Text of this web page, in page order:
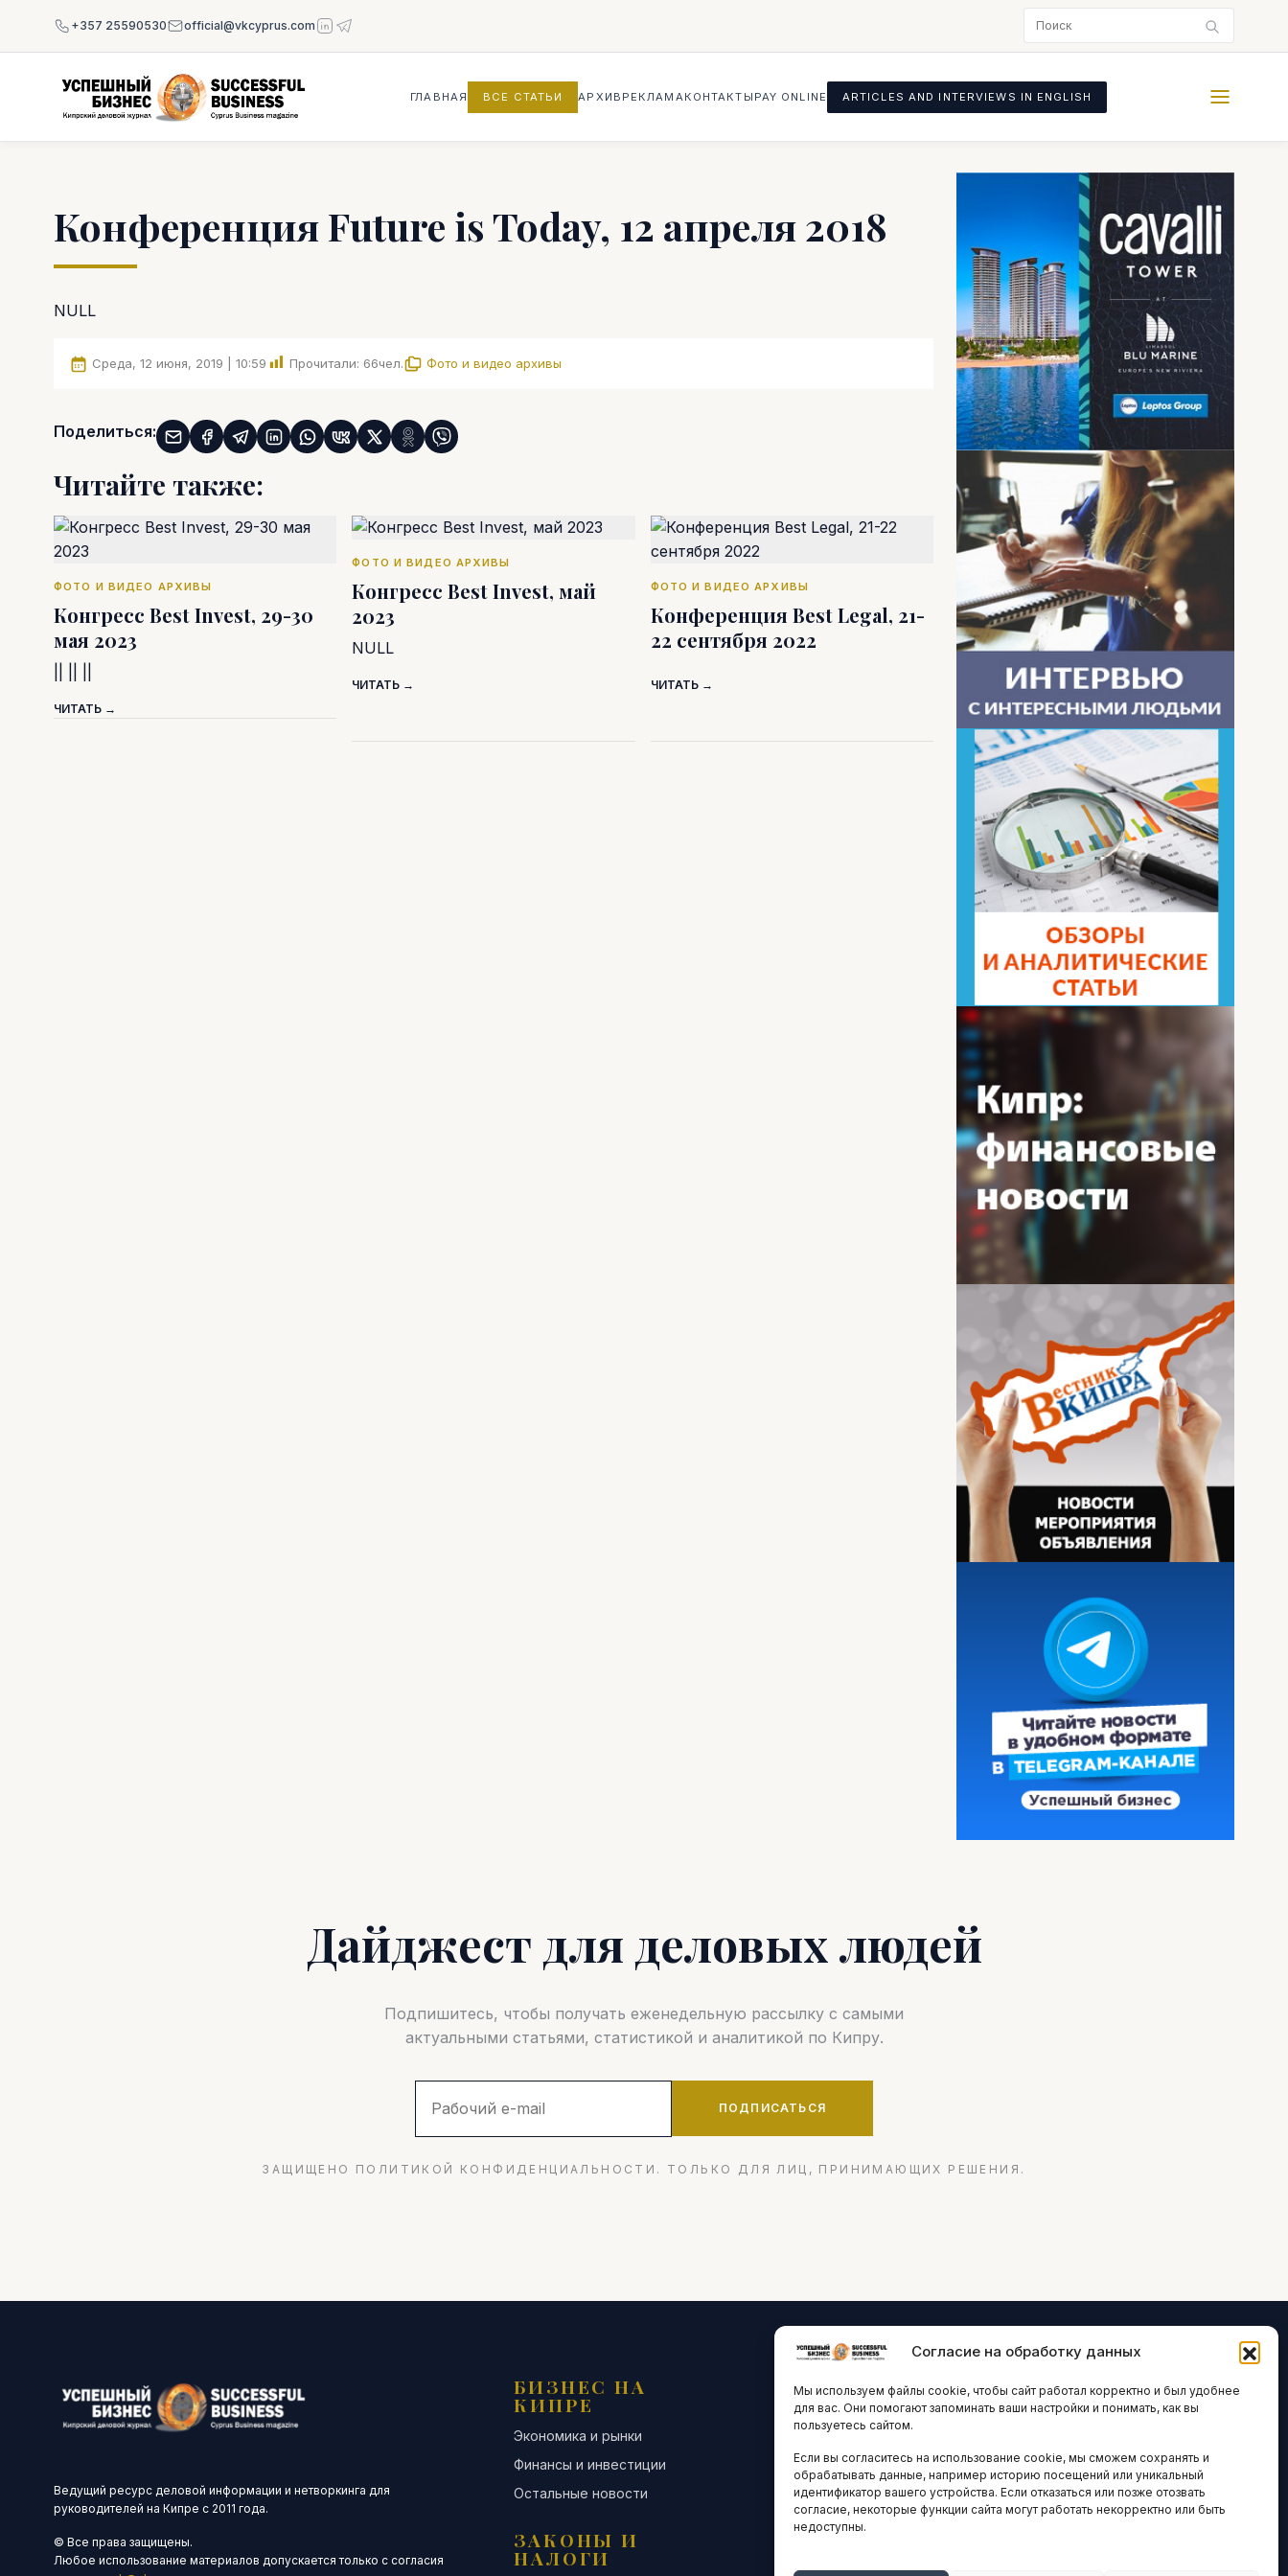
Согласие на обработку данных
Мы используем файлы cookie, чтобы сайт работал корректно и был удобнее
для вас. Они помогают запоминать ваши настройки и понимать, как вы
пользуетесь сайтом.
Если вы согласитесь на использование cookie, мы сможем сохранять и
обрабатывать данные, например историю посещений или уникальный
идентификатор вашего устройства. Если отказаться или позже отозвать
согласие, некоторые функции сайта могут работать некорректно или быть
недоступны.
+357 25590530 official@vkcyprus.com
ГЛАВНАЯ ВСЕ СТАТЬИ АРХИВ РЕКЛАМА КОНТАКТЫ PAY ONLINE ARTICLES AND INTERVIEWS IN ENGLISH
Конференция Future is Today, 12 апреля 2018
NULL
Среда, 12 июня, 2019 | 10:59 Прочитали: 66чел. Фото и видео архивы
Поделиться:
Читайте также:
ФОТО И ВИДЕО АРХИВЫ
Конгресс Best Invest, 29-30
мая 2023
ЧИТАТЬ →
ФОТО И ВИДЕО АРХИВЫ
Конгресс Best Invest, май
2023
NULL
ЧИТАТЬ →
ФОТО И ВИДЕО АРХИВЫ
Конференция Best Legal, 21-
22 сентября 2022
ЧИТАТЬ →
Дайджест для деловых людей
Подпишитесь, чтобы получать еженедельную рассылку с самыми
актуальными статьями, статистикой и аналитикой по Кипру.
ПОДПИСАТЬСЯ
ЗАЩИЩЕНО ПОЛИТИКОЙ КОНФИДЕНЦИАЛЬНОСТИ. ТОЛЬКО ДЛЯ ЛИЦ, ПРИНИМАЮЩИХ РЕШЕНИЯ.
Ведущий ресурс деловой информации и нетворкинга для
руководителей на Кипре с 2011 года.
© Все права защищены.
Любое использование материалов допускается только с согласия
БИЗНЕС НА
КИПРЕ
Экономика и рынки
Финансы и инвестиции
Остальные новости
ЗАКОНЫ И
НАЛОГИ
ТЕХНОЛОГИИ И
ИННОВАЦИИ
Стартапы и исследования
Цифровая экономика
Остальные новости
ДЕЛОВОЕ
ARTICLES IN
ENGLISH
НАВИГАЦИЯ
Архив материалов